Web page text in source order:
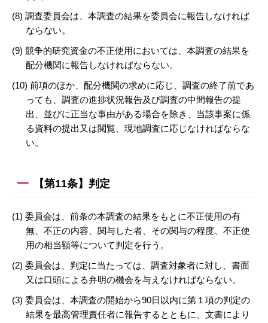
(8) 調査委員会は、本調査の結果を委員会に報告しなければ
ならない。
(9) 競争的研究資金の不正使用においては、本調査の結果を
配分機関に報告しなければならない。
(10) 前項のほか、配分機関の求めに応じ、調査の終了前であ
っても、調査の進捗状況報告及び調査の中間報告の提
出、並びに正当な事由がある場合を除き、当該事案に係
る資料の提出又は閲覧、現地調査に応じなければならな
い。
【第11条】判定
(1) 委員会は、前条の本調査の結果をもとに不正使用の有
無、不正の内容、関与した者、その関与の程度、不正使
用の相当額等について判定を行う。
(2) 委員会は、判定に当たっては、調査対象者に対し、書面
又は口頭による弁明の機会を与えなければならない。
(3) 委員会は、本調査の開始から90日以内に第１項の判定の
結果を最高管理責任者に報告するとともに、文書により